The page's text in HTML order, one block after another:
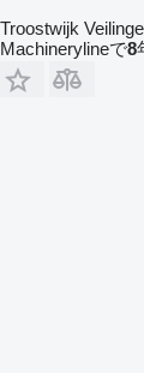
Troostwijk
Machinerylineで8